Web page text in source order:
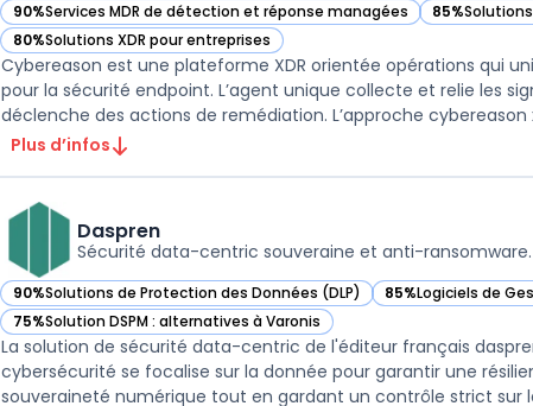
90%Services MDR de détection et réponse managées
— voir Cybereason dans cette catégorie 85%
— voir
80%Solutions XDR pour entreprises
— voir Cybereason dans cette catégorie
Cybereason est une plateforme XDR orientée opérations qui
pour la sécurité endpoint. L’agent unique collecte et relie les
déclenche des actions de remédiation. L’approche cybereason
Plus d’infos
Daspren
Sécurité data-centric souveraine et anti-ransomware.
90%Solutions de Protection des Données (DLP)
— voir Daspren dans cette catégorie 85%Logiciels de
— voir Daspren
75%Solution DSPM : alternatives à Varonis
— voir Daspren dans cette catégorie
La solution de sécurité data-centric de l'éditeur français
cybersécurité se focalise sur la donnée pour garantir une